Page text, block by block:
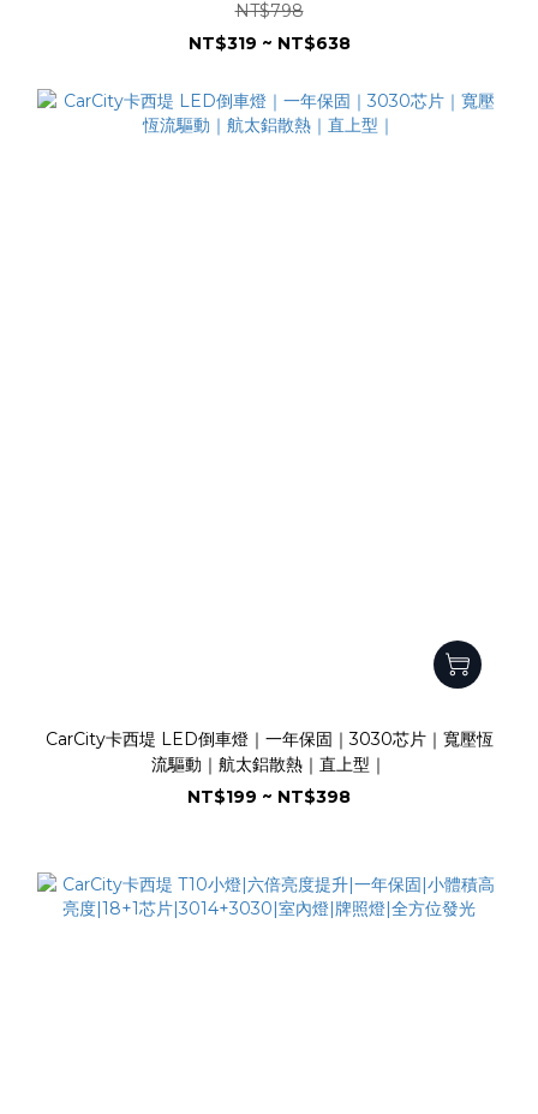
NT$798
NT$319 ~ NT$638
CarCity卡西堤 LED倒車燈｜一年保固｜3030芯片｜寬壓恆
流驅動｜航太鋁散熱｜直上型｜
NT$199 ~ NT$398